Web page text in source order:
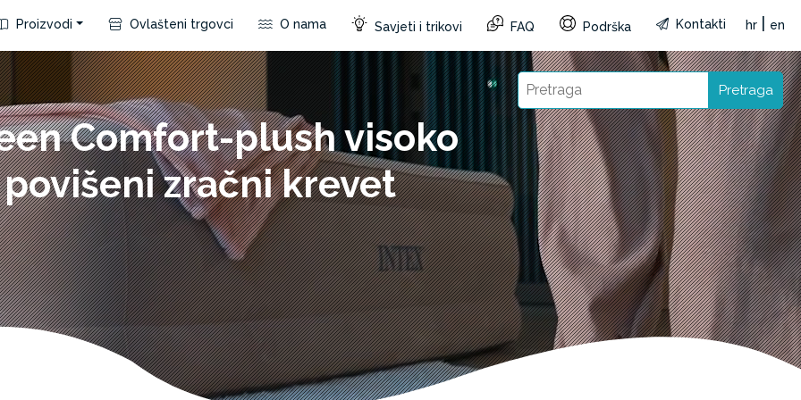
Proizvodi Ovlašteni trgovci O nama Savjeti i trikovi FAQ Podrška Kontakti hr en
Pretraga
Comfort-plush visoko
povišeni zračni krevet